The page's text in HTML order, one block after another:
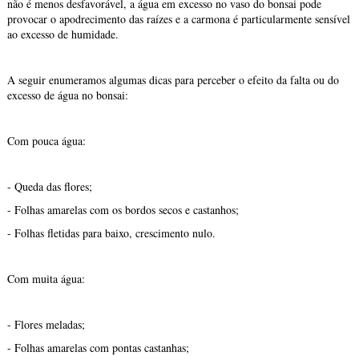
não é menos desfavorável, a água em excesso no vaso do bonsai pode
provocar o apodrecimento das raízes e a carmona é particularmente sensível
ao excesso de humidade.
A seguir enumeramos algumas dicas para perceber o efeito da falta ou do
excesso de água no bonsai:
Com pouca água:
- Queda das flores;
- Folhas amarelas com os bordos secos e castanhos;
- Folhas fletidas para baixo, crescimento nulo.
Com muita água:
- Flores meladas;
- Folhas amarelas com pontas castanhas;